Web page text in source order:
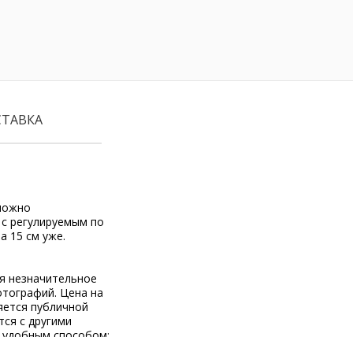
регулируемым по
15 см уже.
незначительное
Цена на
публичной
с другими